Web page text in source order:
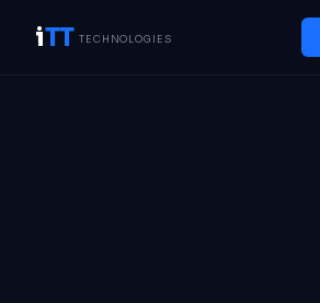
iTT TECHNOLOGIES